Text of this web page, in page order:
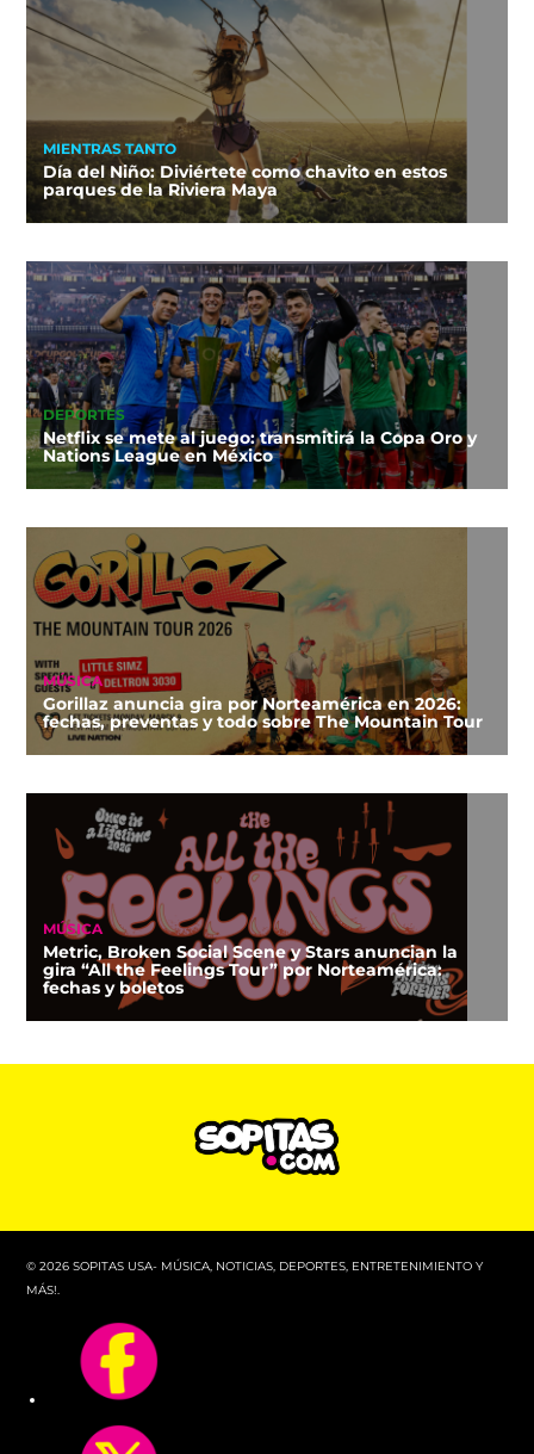
MIENTRAS TANTO
Día del Niño: Diviértete como chavito en estos
parques de la Riviera Maya
DEPORTES
Netflix se mete al juego: transmitirá la Copa Oro y
Nations League en México
MÚSICA
Gorillaz anuncia gira por Norteamérica en 2026:
fechas, preventas y todo sobre The Mountain Tour
MÚSICA
Metric, Broken Social Scene y Stars anuncian la
gira “All the Feelings Tour” por Norteamérica:
fechas y boletos
© 2026 SOPITAS USA- MÚSICA, NOTICIAS, DEPORTES, ENTRETENIMIENTO Y
MÁS!.